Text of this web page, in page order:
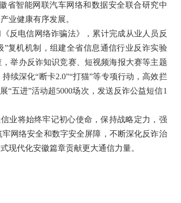
省智能网联汽车网络和数据安全联合研究中
业健康有序发展。
反电信网络诈骗法》 ， 累计完成从业人员反
”复机机制，组建全省信息通信行业反诈实验
举办反诈知识竞赛、短视频海报大赛等主题
持续深化“断卡2.0”“打猫”等专项行动，高效拦
“五进”活动超5000场次，发送反诈公益短信1
业将始终牢记初心使命，保持战略定力，强
网络安全和数字安全屏障，不断深化反诈治
现代化安徽篇章贡献更大通信力量。